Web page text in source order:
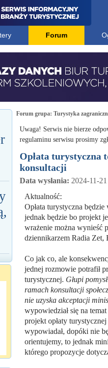
Forum
Forum grupa: Turystyka
Uwaga! Serwis nie bierze
regulaminu serwisu prosimy
Opłata turystyczna
konsultacji
Data wysłania: 2024-11-
Aktualność:
Opłata turystyczna
jednak będzie bo projekt
wrażenie można wynieść
dziennikarzem Radia Zet,
Co jak co, ale
jednej rozmowie potrafił
turystycznej. Głupi
ramach konsultacji
nie uzyska akceptacji
wypowiedział się na
projekt opłaty
wypowiadał, dopóki nie
orientujemy, to jednak
którego propozycje